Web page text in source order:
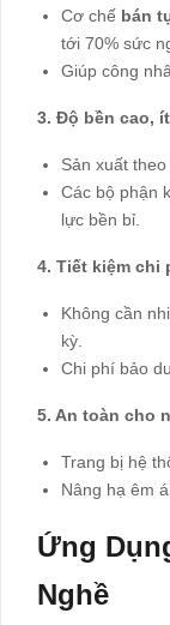
Cơ chế bán
tới 70% sức
Giúp công
3. Độ bền cao,
Sản xuất
Các bộ phận
lực bền bỉ.
4. Tiết kiệm chi
Không cần
kỳ.
Chi phí bảo
5. An toàn cho
Trang bị hệ
Nâng hạ êm
Ứng
Nghề